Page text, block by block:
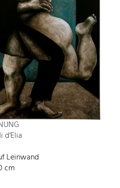
d'Elia
Leinwand
cm